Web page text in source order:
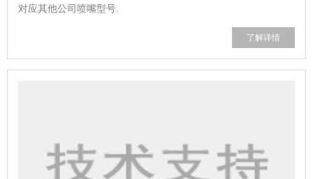
对应其他公司喷嘴型号.
了解详情